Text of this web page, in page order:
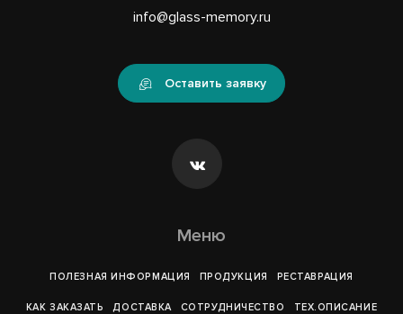
info@glass-memory.ru
Оставить заявку
Меню
ПОЛЕЗНАЯ ИНФОРМАЦИЯ ПРОДУКЦИЯ РЕСТАВРАЦИЯ
КАК ЗАКАЗАТЬ ДОСТАВКА СОТРУДНИЧЕСТВО ТЕХ.ОПИСАНИЕ